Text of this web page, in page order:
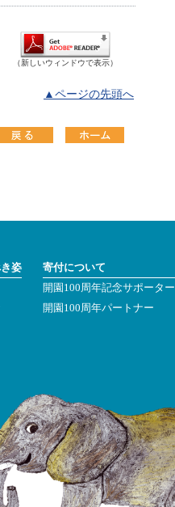
（新しいウィンドウで表示）
▲ページの先頭へ
姿
寄付について
開園100周年記念サポーター
開園100周年パートナー